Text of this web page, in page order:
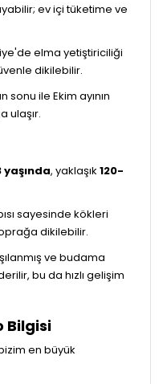
ev içi tüketime ve
elma yetiştiriciliği
dikilebilir.
sonu ile Ekim ayının
ulaşır.
yaşında, yaklaşık 120-
sayesinde kökleri
toprağa dikilebilir.
ve budama
bu da hızlı gelişim
Bilgisi
en büyük